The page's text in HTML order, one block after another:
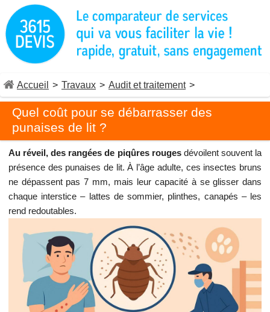
Accueil > Travaux > Audit et traitement >
Quel coût pour se débarrasser des
punaises de lit ?
Au réveil, des rangées de piqûres rougesdévoilent souvent la
présence des punaises de lit. À l’âge adulte, ces insectes bruns
ne dépassent pas 7 mm, mais leur capacité à se glisser dans
chaque interstice – lattes de sommier, plinthes, canapés – les
rend redoutables.